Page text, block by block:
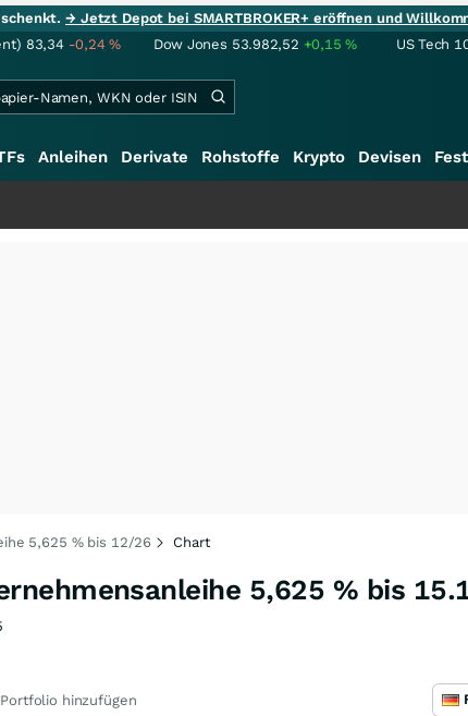
→ Jetzt Depot bei SMARTBROKER+ eröffnen und
83,34 -0,24% Dow Jones 53.982,52 +0,15% US Tech
Anleihen Derivate Rohstoffe Krypto Devisen
5,625 % bis 12/26 Chart
5,625 % bis
hinzufügen